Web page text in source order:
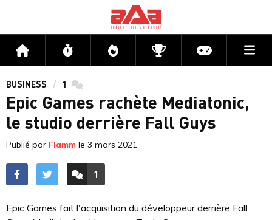
Accueil Flux Directs CompétitionsActu jeux
BUSINESS 1 commentaires
Epic Games rachète Mediatonic,
le studio derrière Fall Guys
Publié par Flamm le 3 mars 2021
ACCÉDER AUX
1
COMMENTAIRES
Epic Games fait l'acquisition du développeur derrière Fall